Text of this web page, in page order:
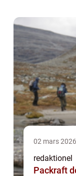
02 mars 2026
redaktionel
Packraft det lilla flytetyget för stora